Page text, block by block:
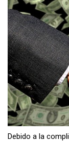
Debido a la